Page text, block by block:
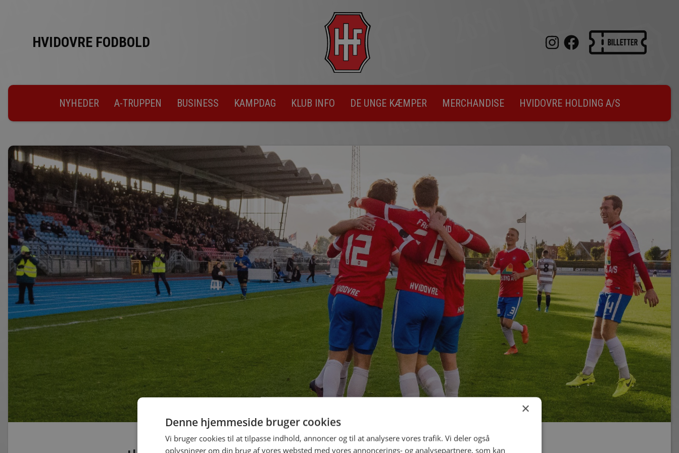
HVIDOVRE FODBOLD
NYHEDER A-TRUPPEN BUSINESS KAMPDAG KLUB INFO DE UNGE KÆMPER MERCHANDISE HVIDOVRE HOLDING A/S
×
Denne hjemmeside bruger cookies
Vi bruger cookies til at tilpasse indhold, annoncer og til at analysere vores trafik. Vi deler også
oplysninger om din brug af vores websted med vores annoncerings- og analysepartnere, som kan